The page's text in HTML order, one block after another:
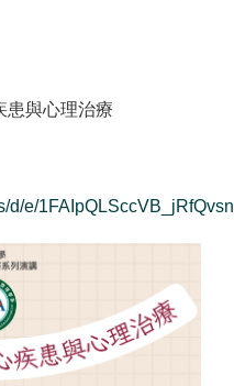
患與心理治療
d/e/